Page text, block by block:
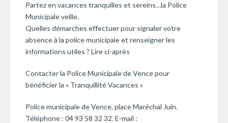
Partez en vacances tranquilles et sereins…la Police
Municipale veille.
Quelles démarches effectuer pour signaler votre
absence à la police municipale et renseigner les
informations utiles ? Lire ci-après
Contacter la Police Municipale de Vence pour
bénéficier la « Tranquillité Vacances »
Police municipale de Vence, place Maréchal Juin.
Téléphone : 04 93 58 32 32. E-mail :